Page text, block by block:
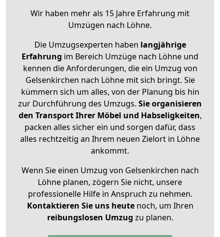
Wir haben mehr als 15 Jahre Erfahrung mit
Umzügen nach Löhne.
Die Umzugsexperten haben langjährige
Erfahrung im Bereich Umzüge nach Löhne und
kennen die Anforderungen, die ein Umzug von
Gelsenkirchen nach Löhne mit sich bringt. Sie
kümmern sich um alles, von der Planung bis hin
zur Durchführung des Umzugs. Sie organisieren
den Transport Ihrer Möbel und Habseligkeiten,
packen alles sicher ein und sorgen dafür, dass
alles rechtzeitig an Ihrem neuen Zielort in Löhne
ankommt.
Wenn Sie einen Umzug von Gelsenkirchen nach
Löhne planen, zögern Sie nicht, unsere
professionelle Hilfe in Anspruch zu nehmen.
Kontaktieren Sie uns heutenoch, um Ihren
reibungslosen Umzug zu planen.